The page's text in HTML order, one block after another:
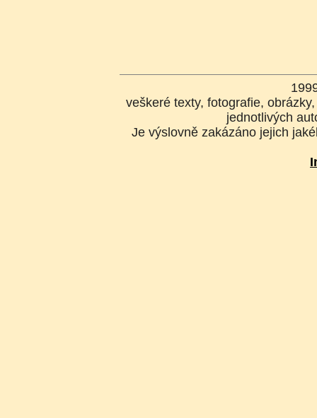
veškeré texty, fotografie,
jednotlivých
Je výslovně zakázáno jejich